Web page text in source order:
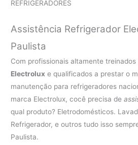
REFRIGERADORES
Assistência Refrigerador
Paulista
Com profissionais altamente
Electrolux e qualificados a prestar o
manutenção para refrigeradores
marca Electrolux, cocê precisa de
qual produto? Eletrodomésticos.
Refrigerador, e outros tudo isso
Paulista.